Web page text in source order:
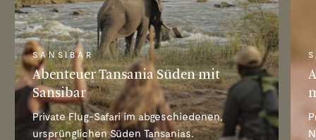
SANSIBAR
Abenteuer Tansania Süden mit
Sansibar
Private Flug-Safari im abgeschiedenen,
ursprünglichen Süden Tansanias.